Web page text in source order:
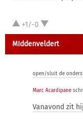
+1/-0
MIddenveldert
open/sluit de
Marc Acardipane
Vanavond zit